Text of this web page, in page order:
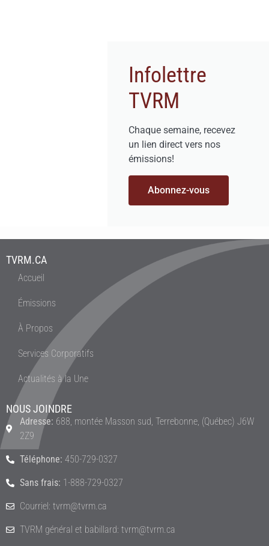
Infolettre
TVRM
Chaque semaine, recevez
un lien direct vers nos
émissions!
Abonnez-vous
TVRM.CA
Accueil
Émissions
À Propos
Services Corporatifs
Actualités à la Une
NOUS JOINDRE
Adresse: 688, montée Masson sud, Terrebonne, (Québec) J6W
2Z9
Téléphone: 450-729-0327
Sans frais: 1-888-729-0327
Courriel: tvrm@tvrm.ca
TVRM général et babillard: tvrm@tvrm.ca